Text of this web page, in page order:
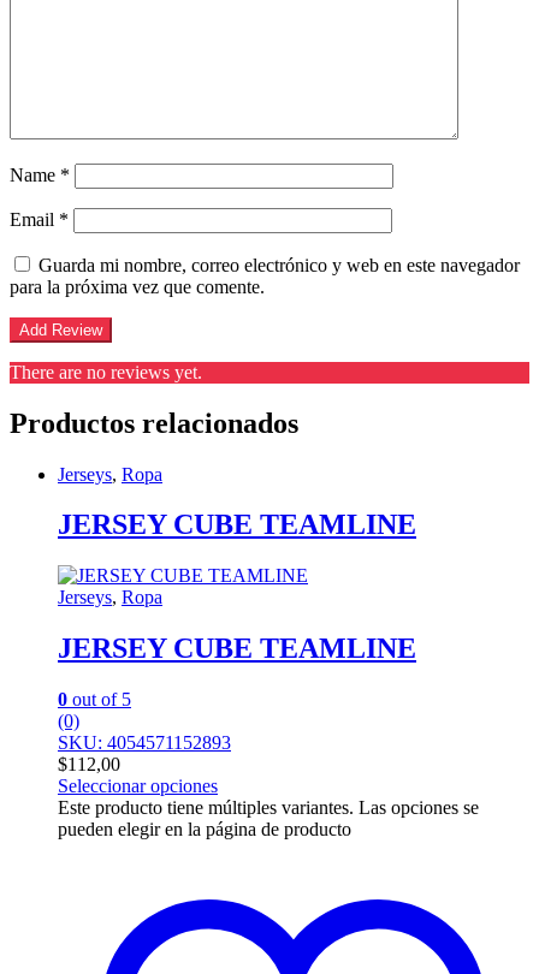
Name *
Email *
Guarda mi nombre, correo electrónico y web en este navegador
para la próxima vez que comente.
There are no reviews yet.
Productos relacionados
Jerseys, Ropa
JERSEY CUBE TEAMLINE
Jerseys, Ropa
JERSEY CUBE TEAMLINE
0 out of 5
(0)
SKU: 4054571152893
$112,00
Seleccionar opciones
Este producto tiene múltiples variantes. Las opciones se
pueden elegir en la página de producto